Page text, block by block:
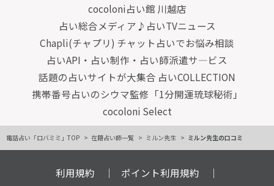
cocoloni占い館 川越店
占い総合メディア♪占いTVニュース
Chapli(チャプリ) チャット占いでお悩み相談
占いAPI・占い制作・占い師派遣サ―ビス
話題の占いサイトが大集合 占いCOLLECTION
携帯番号占いのシウマ監修「1分開運琉球秘術」
cocoloni Select
電話占い「ロバミミ」TOP 在籍占い師一覧 ミルン先生 ミルン先生の口コミ
利用規約
ポイント利用規約